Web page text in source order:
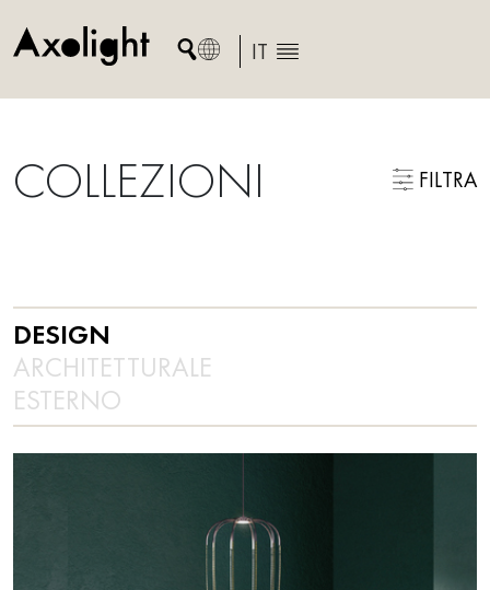
to
IT
COLLEZIONI FILTRA
DESIGN
ARCHITETTURALE
ESTERNO